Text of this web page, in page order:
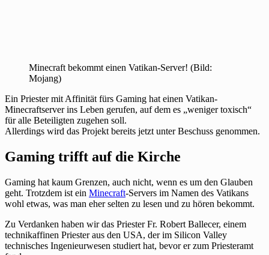
Minecraft bekommt einen Vatikan-Server! (Bild:
Mojang)
Ein Priester mit Affinität fürs Gaming hat einen Vatikan-
Minecraftserver ins Leben gerufen, auf dem es „weniger toxisch“
für alle Beteiligten zugehen soll.
Allerdings wird das Projekt bereits jetzt unter Beschuss genommen.
Gaming trifft auf die Kirche
Gaming hat kaum Grenzen, auch nicht, wenn es um den Glauben
geht. Trotzdem ist ein Minecraft-Servers im Namen des Vatikans
wohl etwas, was man eher selten zu lesen und zu hören bekommt.
Zu Verdanken haben wir das Priester Fr. Robert Ballecer, einem
technikaffinen Priester aus den USA, der im Silicon Valley
technisches Ingenieurwesen studiert hat, bevor er zum Priesteramt